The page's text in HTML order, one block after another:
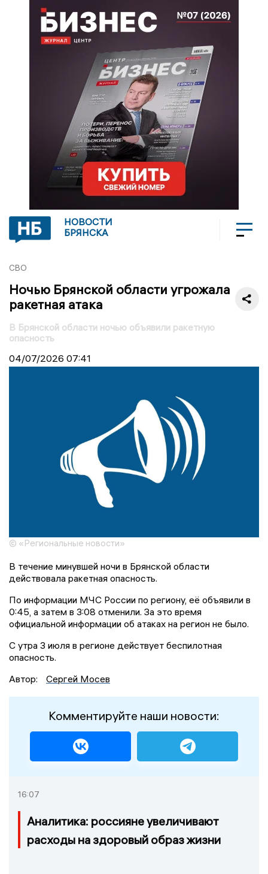
НОВОСТИ
БРЯНСКА
СВО
Ночью Брянской области угрожала
ракетная атака
В Брянской области ночью объявили ракетную
опасность
04/07/2026 07:41
© «Региональные новости»
В течение минувшей ночи в Брянской области
действовала ракетная опасность.
По информации МЧС России по региону, её объявили в
0:45, а затем в 3:08 отменили. За это время
официальной информации об атаках на регион не было.
С утра 3 июля в регионе действует беспилотная
опасность.
Автор:
Сергей Мосев
Комментируйте наши новости:
16:07
Аналитика: россияне увеличивают
расходы на здоровый образ жизни